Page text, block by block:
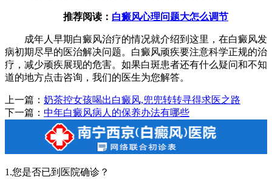
推荐阅读： 白癜风心理问题大怎么调节
成年人早期白癜风治疗的情况就介绍到这里，在白癜风发
病初期尽早的医治解决问题。白癜风顽疾要注意科学正规的治
疗，减少顽疾展现的危害。如果白斑患者还有什么疑问和不知
道的地方点击咨询，我们的医生为您解答。
上一篇： 奶茶控女孩喝出白癜风,兜兜转转寻得求医之路
下一篇： 中年白癜风病人的保养办法有哪些
1.您是否已到医院确诊？